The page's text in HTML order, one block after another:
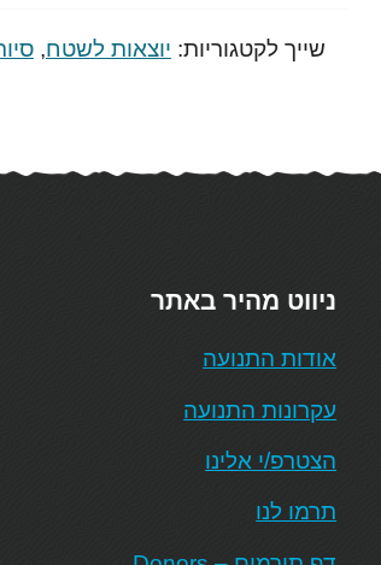
שייך לקטגוריות: יוצאות לשטח,
ניווט מהיר באתר
אודות התנועה
עקרונות התנועה
הצטרפ/י אלינו
תרמו לנו